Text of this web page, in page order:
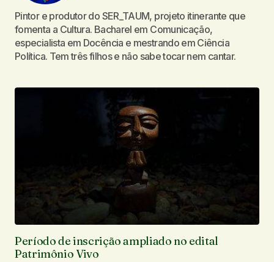
Pintor e produtor do SER_TAUM, projeto itinerante que
fomenta a Cultura. Bacharel em Comunicação,
especialista em Docência e mestrando em Ciência
Política. Tem três filhos e não sabe tocar nem cantar.
Período de inscrição ampliado no edital
Patrimônio Vivo